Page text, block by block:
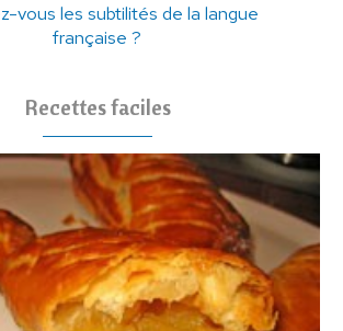
vous les subtilités de la langue
française ?
Recettes faciles